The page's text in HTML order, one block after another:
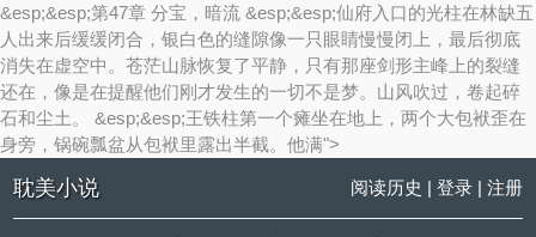
&esp;&esp;第47章 分宝，暗流 &esp;&esp;仙府入口的光柱在林缺五
人出来后缓缓闭合，银白色的缝隙像一只眼睛慢慢闭上，最后彻底
消失在虚空中。苍茫山脉恢复了平静，只有那座剑形主峰上的裂缝
还在，像是在提醒他们刚才发生的一切不是梦。山风吹过，卷起碎
石和尘土。 &esp;&esp;王铁柱第一个瘫坐在地上，两个大包袱歪在
身旁，锅碗瓢盆从包袱里露出半截。他满">
耽美小说 阅读历史 | 登录| 注册